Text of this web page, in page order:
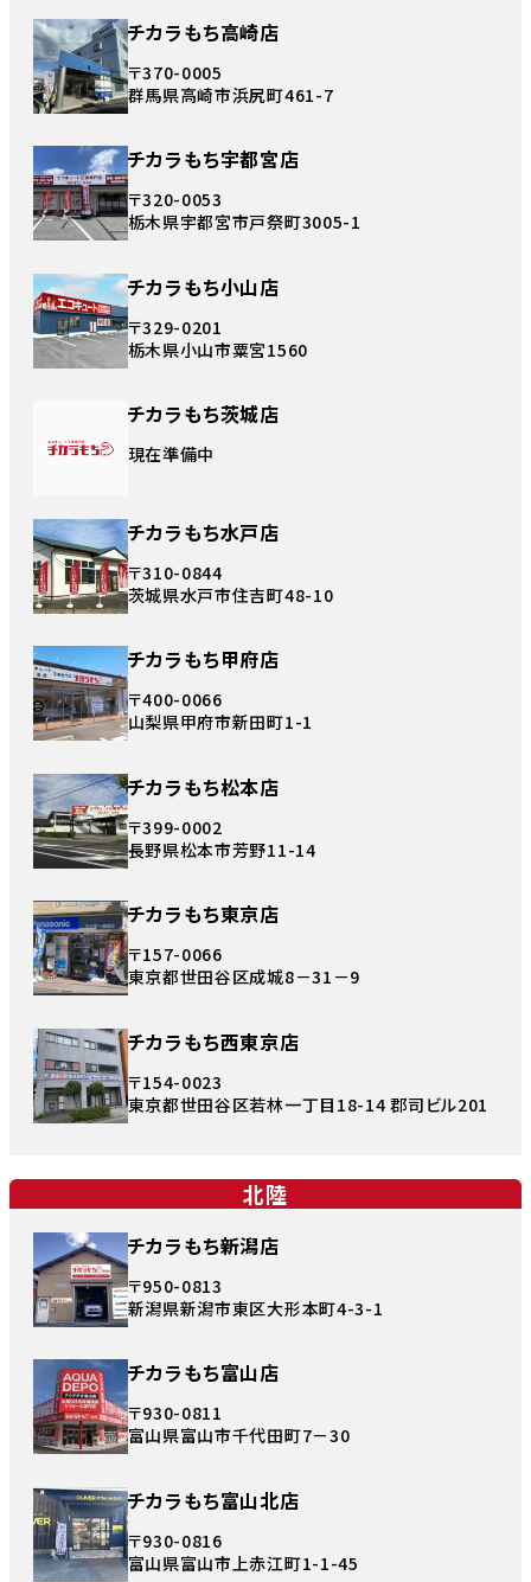
チカラもち高崎店
〒370-0005
群馬県高崎市浜尻町461-7
チカラもち宇都宮店
〒320-0053
栃木県宇都宮市戸祭町3005-1
チカラもち小山店
〒329-0201
栃木県小山市粟宮1560
チカラもち茨城店
現在準備中
チカラもち水戸店
〒310-0844
茨城県水戸市住吉町48-10
チカラもち甲府店
〒400-0066
山梨県甲府市新田町1-1
チカラもち松本店
〒399-0002
長野県松本市芳野11-14
チカラもち東京店
〒157-0066
東京都世田谷区成城8－31－9
チカラもち西東京店
〒154-0023
東京都世田谷区若林一丁目18-14 郡司ビル201
北陸
チカラもち新潟店
〒950-0813
新潟県新潟市東区大形本町4-3-1
チカラもち富山店
〒930-0811
富山県富山市千代田町7－30
チカラもち富山北店
〒930-0816
富山県富山市上赤江町1-1-45